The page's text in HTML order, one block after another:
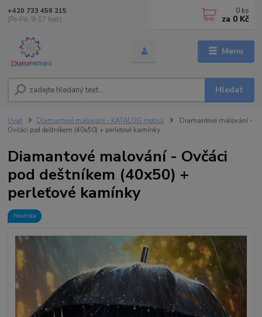
Menu
Hledat
+420 733 458 215
(Po-Pá, 9-17 hod.)
0 ks
za 0 Kč
Úvod Diamantové malování - KATALOG motivů
Diamantové malování -
Ovčáci pod deštníkem (40x50) + perleťové kamínky
Diamantové malování - Ovčáci
pod deštníkem (40x50) +
perleťové kamínky
Novinka